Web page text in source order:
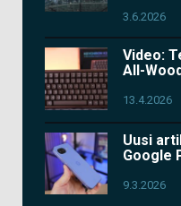
3.6.2026
Video:
All-
13.4.2026
Uusi
Google
9.3.2026